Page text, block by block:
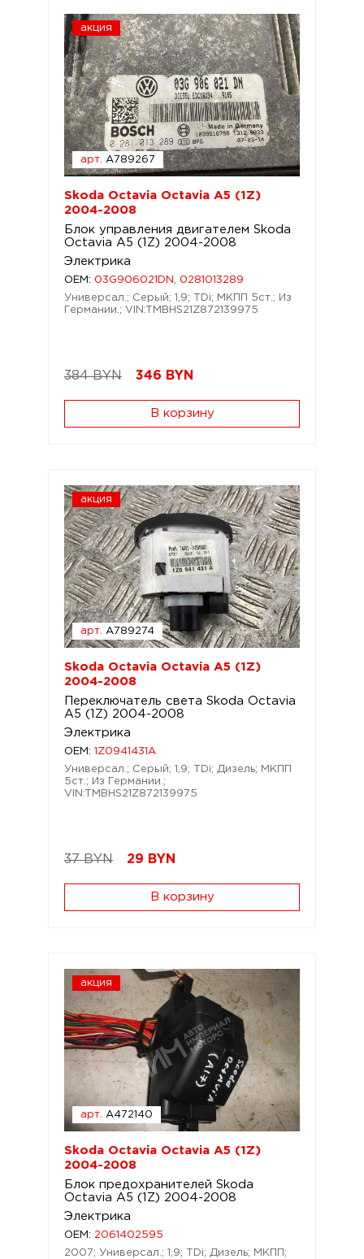
акция
арт. A789267
Skoda Octavia Octavia A5 (1Z)
2004-2008
Блок управления двигателем Skoda
Octavia A5 (1Z) 2004-2008
Электрика
OEM: 03G906021DN, 0281013289
Универсал.; Серый; 1,9; TDi; МКПП 5ст.; Из
Германии.; VIN:TMBHS21Z872139975
384 BYN 346 BYN
В корзину
акция
арт. A789274
Skoda Octavia Octavia A5 (1Z)
2004-2008
Переключатель света Skoda Octavia
A5 (1Z) 2004-2008
Электрика
OEM: 1Z0941431A
Универсал.; Серый; 1,9; TDi; Дизель; МКПП
5ст.; Из Германии.;
VIN:TMBHS21Z872139975
37 BYN 29 BYN
В корзину
акция
арт. A472140
Skoda Octavia Octavia A5 (1Z)
2004-2008
Блок предохранителей Skoda
Octavia A5 (1Z) 2004-2008
Электрика
OEM: 2061402595
2007; Универсал.; 1,9; TDi; Дизель; МКПП;